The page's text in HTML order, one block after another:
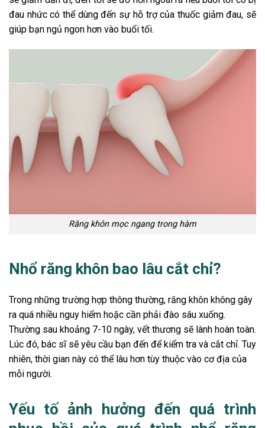
đau nhức có thể dùng đến sự hỗ trợ của thuốc giảm đau, sẽ
giúp bạn ngủ ngon hơn vào buổi tối.
Răng khôn mọc ngang trong hàm
Nhổ răng khôn bao lâu cắt chỉ?
Trong những trường hợp thông thường, răng khôn không gây
ra quá nhiều nguy hiểm hoặc cần phải đào sâu xuống.
Thường sau khoảng 7-10 ngày, vết thương sẽ lành hoàn toàn.
Lúc đó, bác sĩ sẽ yêu cầu bạn đến để kiểm tra và cắt chỉ. Tuy
nhiên, thời gian này có thể lâu hơn tùy thuộc vào cơ địa của
mỗi người.
Yếu tố ảnh hưởng đến quá trình